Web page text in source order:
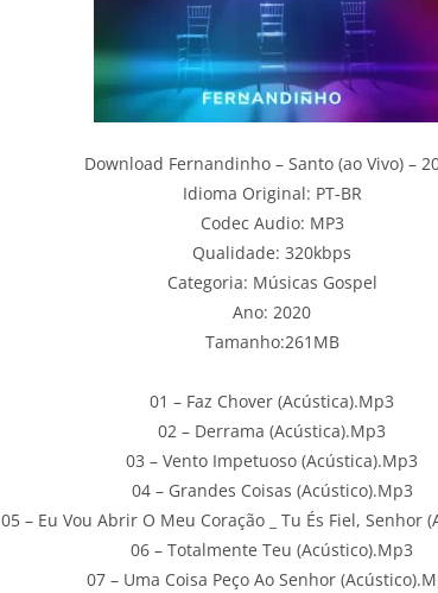
Download Fernandinho – Santo (ao Vivo) –
Idioma Original: PT-BR
Codec Audio: MP3
Qualidade: 320kbps
Categoria: Músicas Gospel
Ano: 2020
Tamanho:261MB
01 – Faz Chover (Acústica).Mp3
02 – Derrama (Acústica).Mp3
03 – Vento Impetuoso (Acústica).Mp3
04 – Grandes Coisas (Acústico).Mp3
05 – Eu Vou Abrir O Meu Coração _ Tu És Fiel, Senhor
06 – Totalmente Teu (Acústico).Mp3
07 – Uma Coisa Peço Ao Senhor